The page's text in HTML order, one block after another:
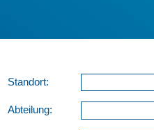
Standort:
Abteilung: